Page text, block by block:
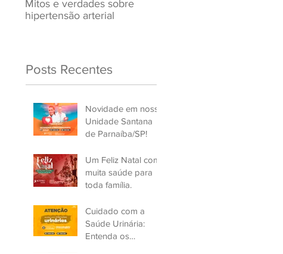
Mitos e verdades sobre
hipertensão arterial
Posts Recentes
Novidade em nossa
Unidade Santana
de Parnaíba/SP!
Um Feliz Natal com
muita saúde para
toda família.
Cuidado com a
Saúde Urinária:
Entenda os